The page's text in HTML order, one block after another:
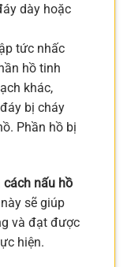
dày hoặc
tức nhấc
hồ tinh
khác,
bị cháy
Phần hồ bị
cách nấu hồ
sẽ giúp
và đạt được
hiện.